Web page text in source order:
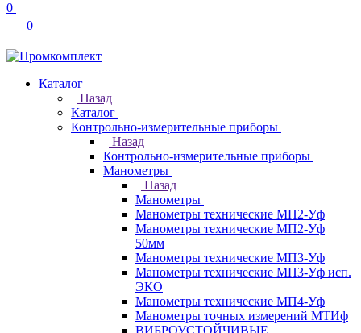
0
0
Каталог
Назад
Каталог
Контрольно-измерительные приборы
Назад
Контрольно-измерительные приборы
Манометры
Назад
Манометры
Манометры технические МП2-Уф
Манометры технические МП2-Уф
50мм
Манометры технические МП3-Уф
Манометры технические МП3-Уф исп.
ЭКО
Манометры технические МП4-Уф
Манометры точных измерений МТИф
ВИБРОУСТОЙЧИВЫЕ